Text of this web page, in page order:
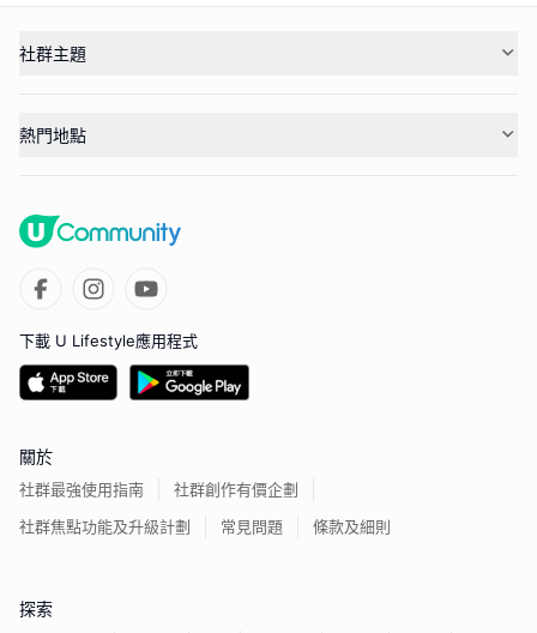
社群主題
熱門地點
下載 U Lifestyle應用程式
關於
社群最強使用指南
社群創作有價企劃
社群焦點功能及升級計劃
常見問題 條款及細則
探索